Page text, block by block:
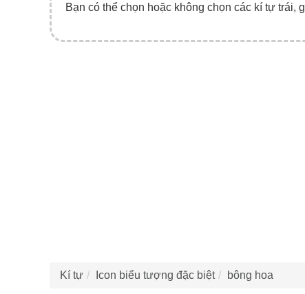
Bạn có thể chọn hoặc không chọn các kí tự trái,
Kí tự Icon biểu tượng đặc biệt bông hoa